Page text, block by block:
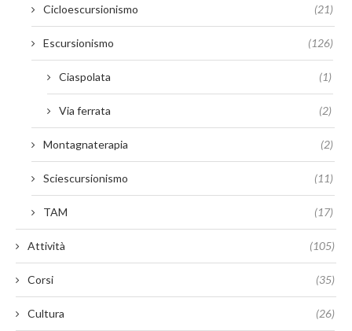
Cicloescursionismo (21)
Escursionismo (126)
Ciaspolata (1)
Via ferrata (2)
Montagnaterapia (2)
Sciescursionismo (11)
TAM (17)
Attività (105)
Corsi (35)
Cultura (26)